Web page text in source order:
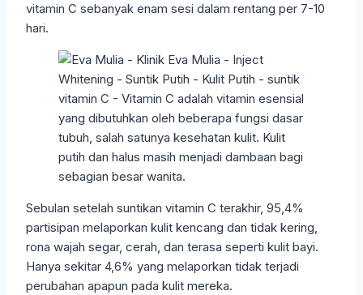
vitamin C sebanyak enam sesi dalam rentang per 7-10
hari.
Sebulan setelah suntikan vitamin C terakhir, 95,4%
partisipan melaporkan kulit kencang dan tidak kering,
rona wajah segar, cerah, dan terasa seperti kulit bayi.
Hanya sekitar 4,6% yang melaporkan tidak terjadi
perubahan apapun pada kulit mereka.